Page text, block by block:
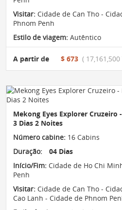
Visitar: Cidade de Can Tho -
Phnom Penh
Estilo de viagem: Autêntico
A partir de $ 673 ( 17,161,500
Mekong Eyes Explorer Cruzeiro
3 Dias 2 Noites
Número cabine: 16 Cabins
Duração:
04 Dias
Início/Fim: Cidade de Ho Chi
Penh
Visitar: Cidade de Can Tho -
Cao Lanh - Cidade de Phnom